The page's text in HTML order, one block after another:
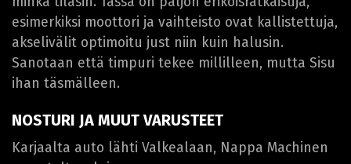
esimerkiksi moottori ja vaihteisto ovat kallistettuja,
akselivälit optimoitu just niin kuin halusin.
Sanotaan että timpuri tekee millilleen, mutta Sisu
ihan täsmälleen.
NOSTURI JA MUUT VARUSTEET
Karjaalta auto lähti Valkealaan, Nappa Machinen